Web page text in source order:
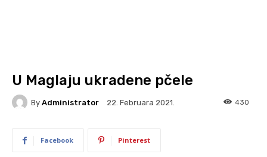
U Maglaju ukradene pčele
By Administrator 22. Februara 2021. 430
Facebook Pinterest